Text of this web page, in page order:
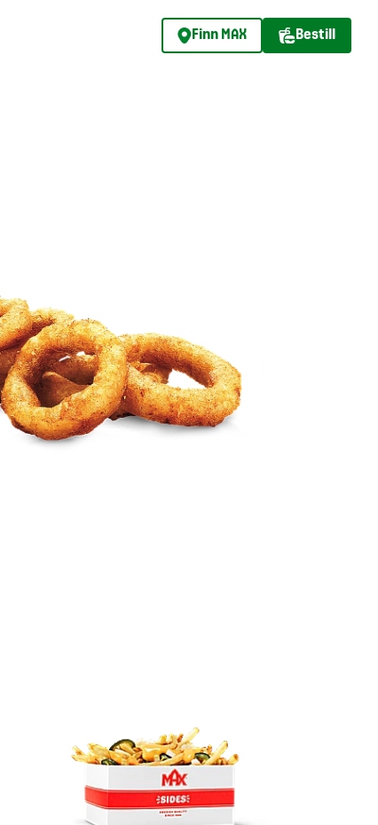
Finn MAX Bestill